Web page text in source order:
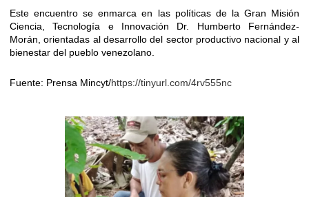
Este encuentro se enmarca en las políticas de la Gran Misión
Ciencia, Tecnología e Innovación Dr. Humberto Fernández-
Morán, orientadas al desarrollo del sector productivo nacional y al
bienestar del pueblo venezolano.
Fuente: Prensa Mincyt/https://tinyurl.com/4rv555nc